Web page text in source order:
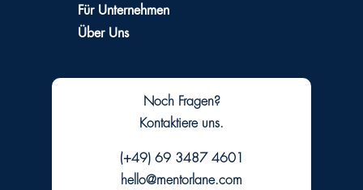
Für Unternehmen
Über Uns
Noch Fragen?
Kontaktiere uns.
(+49) 69 3487 4601
hello@mentorlane.com